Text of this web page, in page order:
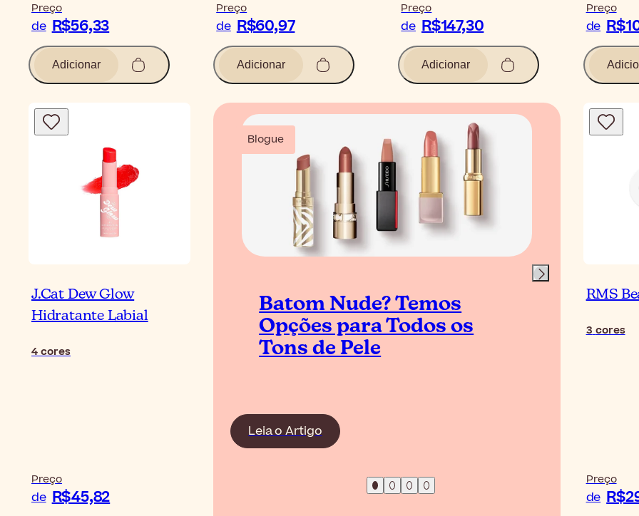
Preço
de R$56,33
Adicionar
Preço
de R$60,97
Adicionar
Preço
de R$147,30
Adicionar
Preço
de
J.Cat Dew Glow
Hidratante Labial
4cores
Preço
de R$45,82
Blogue
Batom Nude? Temos
Opções para Todos os
Tons de Pele
Leia o Artigo
Blogue
RMS
3 cores
Preço
de